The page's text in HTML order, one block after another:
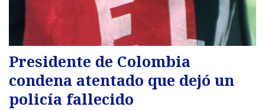
Presidente de Colombia
condena atentado que dejó un
policía fallecido